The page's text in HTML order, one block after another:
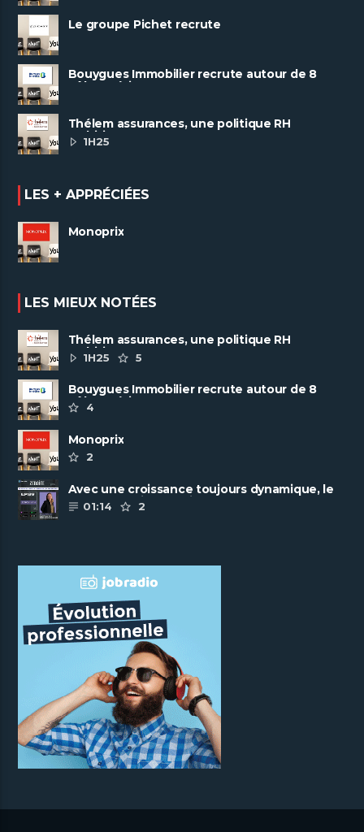
Le groupe Pichet recrute
Bouygues Immobilier recrute autour de 8
pôles métiers
Thélem assurances, une politique RH
ambitieuse
1H25
LES + APPRÉCIÉES
Monoprix
LES MIEUX NOTÉES
Thélem assurances, une politique RH
ambitieuse
1H25 5
Bouygues Immobilier recrute autour de 8
pôles métiers
4
Monoprix
2
Avec une croissance toujours dynamique, le
groupe Scalian continue de ......
01:14 2